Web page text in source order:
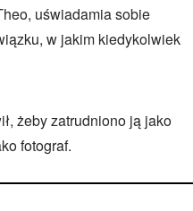
uświadamia sobie
w jakim kiedykolwiek
żeby zatrudniono ją jako
fotograf.